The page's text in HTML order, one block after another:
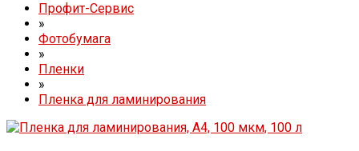
Профит-Сервис
»
Фотобумага
»
Пленки
»
Пленка для ламинирования